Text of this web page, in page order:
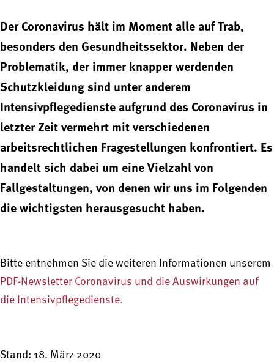
Der Coronavirus hält im Moment alle auf Trab,
besonders den Gesundheitssektor. Neben der
Problematik, der immer knapper werdenden
Schutzkleidung sind unter anderem
Intensivpflegedienste aufgrund des Coronavirus in
letzter Zeit vermehrt mit verschiedenen
arbeitsrechtlichen Fragestellungen konfrontiert. Es
handelt sich dabei um eine Vielzahl von
Fallgestaltungen, von denen wir uns im Folgenden
die wichtigsten herausgesucht haben.
Bitte entnehmen Sie die weiteren Informationen unserem
PDF-Newsletter Coronavirus und die Auswirkungen auf
die Intensivpflegedienste.
Stand: 18. März 2020